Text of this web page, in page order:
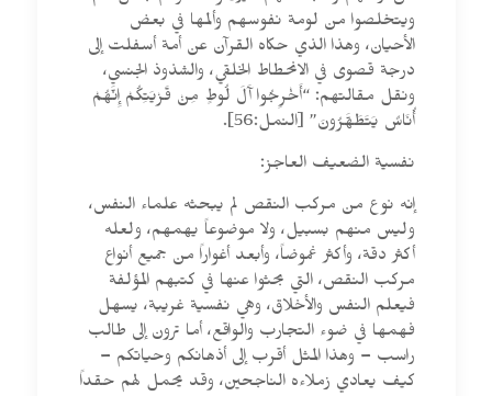
ويتخلصوا من لومة نفوسهم وألمها في بعض
الأحيان، وهذا الذي حكاه القرآن عن أمة أسفلت إلى
درجة قصوى في الانحطاط الخلقي، والشذوذ الجنسي،
ونقل مقالتهم: “أَخْرِجُوا آَلَ لُوطٍ مِنْ قَرْيَتِكُمْ إِنَّهُمْ
أُنَاسٌ يَتَطَهَّرُونَ” [النمل:56].
نفسية الضعيف العاجز:
إنه نوع من مركب النقص لم يبحثه علماء النفس،
وليس منهم بسبيل، ولا موضوعاً يهمهم، ولعله
أكثر دقة، وأكثر غموضاً، وأبعد أغواراً من جميع أنواع
مركب النقص، التي بحثوا عنها في كتبهم المؤلفة
فيعلم النفس والأخلاق، وهي نفسية غريبة، يسهل
فهمها في ضوء التجارب والواقع، أما ترون إلى طالب
راسب – وهذا المثل أقرب إلى أذهانكم وحياتكم –
كيف يعادي زملاءه الناجحين، وقد يحمل لهم حقداً